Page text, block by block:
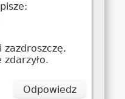
pisze:
zazdroszczę.
zdarzyło.
Odpowiedz